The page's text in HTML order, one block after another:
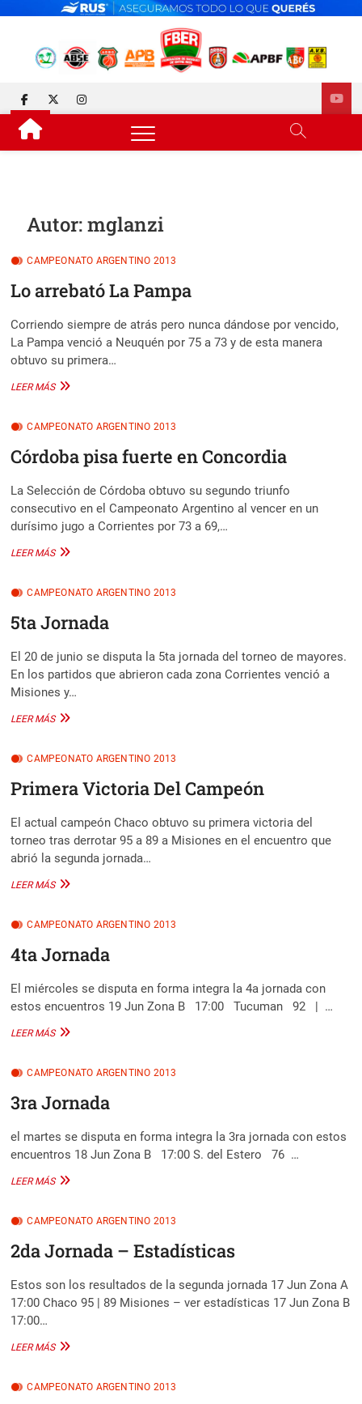
FEDERACIÓN DE BÁSQUET
DE ENTRE RÍOS
facebook
twitterinstagram
Autor:mglanzi
CAMPEONATO ARGENTINO 2013
Lo arrebató La Pampa
Corriendo siempre de atrás pero nunca dándose por vencido,
La Pampa venció a Neuquén por 75 a 73 y de esta manera
obtuvo su primera…
LEER MÁSLO
PAMPA
CAMPEONATO ARGENTINO 2013
Córdoba pisa fuerte en Concordia
La Selección de Córdoba obtuvo su segundo triunfo
consecutivo en el Campeonato Argentino al vencer en un
durísimo jugo a Corrientes por 73 a 69,…
LEER MÁSCÓRDOBA
EN
CAMPEONATO ARGENTINO 2013
5ta Jornada
El 20 de junio se disputa la 5ta jornada del torneo de mayores.
En los partidos que abrieron cada zona Corrientes venció a
Misiones y…
LEER MÁS5TA
CAMPEONATO ARGENTINO 2013
Primera Victoria Del Campeón
El actual campeón Chaco obtuvo su primera victoria del
torneo tras derrotar 95 a 89 a Misiones en el encuentro que
abrió la segunda jornada…
LEER MÁSPRIMERA
CAMPEÓN
CAMPEONATO ARGENTINO 2013
4ta Jornada
El miércoles se disputa en forma integra la 4a jornada con
estos encuentros 19 Jun Zona B 17:00 Tucuman 92 | …
LEER MÁS4TA
CAMPEONATO ARGENTINO 2013
3ra Jornada
el martes se disputa en forma integra la 3ra jornada con estos
encuentros 18 Jun Zona B 17:00 S. del Estero 76 …
LEER MÁS3RA
CAMPEONATO ARGENTINO 2013
2da Jornada – Estadísticas
Estos son los resultados de la segunda jornada 17 Jun Zona A
17:00 Chaco 95 | 89 Misiones – ver estadísticas 17 Jun Zona B
17:00…
LEER MÁS2DA
ESTADÍSTICAS
CAMPEONATO ARGENTINO 2013